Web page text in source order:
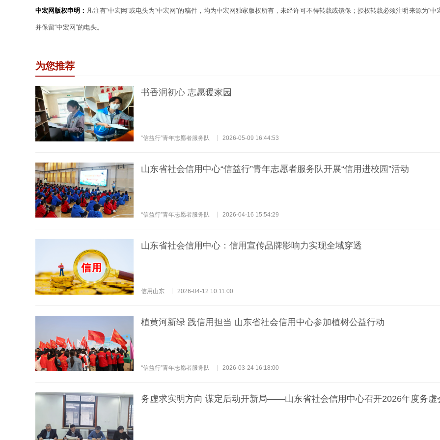
中宏网版权申明： 凡注有“中宏网”或电头为“中宏网”的稿件，均为中宏网独家版权所有，未经许可不得转载或镜像；授权转载必须注明来源为“中
并保留“中宏网”的电头。
为您推荐
书香润初心 志愿暖家园
“信益行”青年志愿者服务队 2026-05-09 16:44:53
山东省社会信用中心“信益行”青年志愿者服务队开展“信用进校园”活动
“信益行”青年志愿者服务队 2026-04-16 15:54:29
山东省社会信用中心：信用宣传品牌影响力实现全域穿透
信用山东 2026-04-12 10:11:00
植黄河新绿 践信用担当 山东省社会信用中心参加植树公益行动
“信益行”青年志愿者服务队 2026-03-24 16:18:00
务虚求实明方向 谋定后动开新局——山东省社会信用中心召开2026年度务虚